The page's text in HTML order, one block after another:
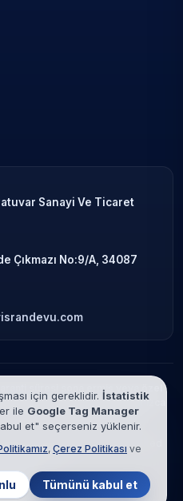
Sanayi Ve Ticaret
Çıkmazı No:9/A, 34087
süresi sona ermiş veya özel
verilir. Marka adları yalnızca
ilişkisi bulunmamaktadır.
Sanayi Ve Ticaret Limited
saklıdır.
Şartları
için gereklidir. İstatistik
ile Google Tag Manager
et" seçerseniz yüklenir.
, Çerez Politikası ve
Tümünü kabul et